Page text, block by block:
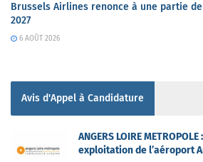
Brussels Airlines renonce à une partie
2027
6 AOÛT 2026
Avis d'Appel à Candidature
ANGERS LOIRE
exploitation de l’aéroport